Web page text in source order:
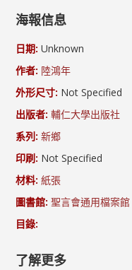
海報信息
日期: Unknown
作者: 陸鴻年
外形尺寸: Not Specified
出版者: 輔仁大學出版社
系列: 新鄉
印刷: Not Specified
材料: 紙張
圖書館: 聖言會通用檔案館
目錄:
了解更多